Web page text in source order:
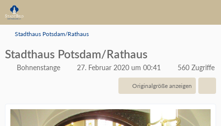
Stadthaus Potsdam/Rathaus
Stadthaus Potsdam/Rathaus
Bohnenstange 27. Februar 2020 um 00:41 560 Zugriffe
Originalgröße anzeigen